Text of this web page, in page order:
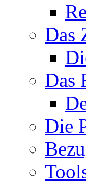
Das
Das
Die